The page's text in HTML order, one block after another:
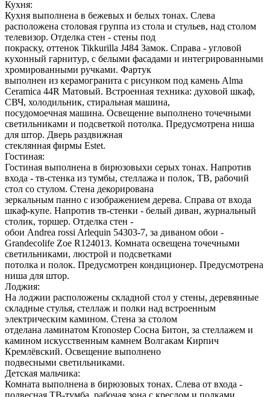
Кухня:
Кухня выполнена в бежевых и белых тонах. Слева
расположена столовая группа из стола и стульев, над столом
телевизор. Отделка стен - стены под
покраску, оттенок Tikkurilla J484 Замок. Справа - угловой
кухонный гарнитур, с белыми фасадами и интегрированными
хромированными ручками. Фартук
выполнен из керамогранита с рисунком под камень Alma
Ceramica 44R Матовый. Встроенная техника: духовой шкаф,
СВЧ, холодильник, стиральная машина,
посудомоечная машина. Освещение выполнено точечными
светильниками и подсветкой потолка. Предусмотрена ниша
для штор. Дверь раздвижная
стеклянная фирмы Estet.
Гостиная:
Гостиная выполнена в бирюзовыхи серых тонах. Напротив
входа - тв-стенка из тумбы, стеллажа и полок, ТВ, рабочий
стол со стулом. Стена декорирована
зеркальным панно с изображением дерева. Справа от входа
шкаф-купе. Напротив тв-стенки - белый диван, журнальный
столик, торшер. Отделка стен -
обои Andrea rossi Arlequin 54303-7, за диваном обои -
Grandecolife Zoe R124013. Комната освещена точечными
светильниками, люстрой и подсветками
потолка и полок. Предусмотрен кондиционер. Предусмотрена
ниша для штор.
Лоджия:
На лоджии расположены складной стол у стены, деревянные
складные стулья, стеллаж и полки над встроенным
электрическим камином. Стена за столом
отделана ламинатом Kronostep Сосна Битон, за стеллажем и
камином искусственным камнем Волгакам Кирпич
Кремлёвский. Освещение выполнено
подвесными светильниками.
Детская мальчика:
Комната выполнена в бирюзовых тонах. Слева от входа -
подвесная ТВ-тумба, рабочая зона с креслом и полками.